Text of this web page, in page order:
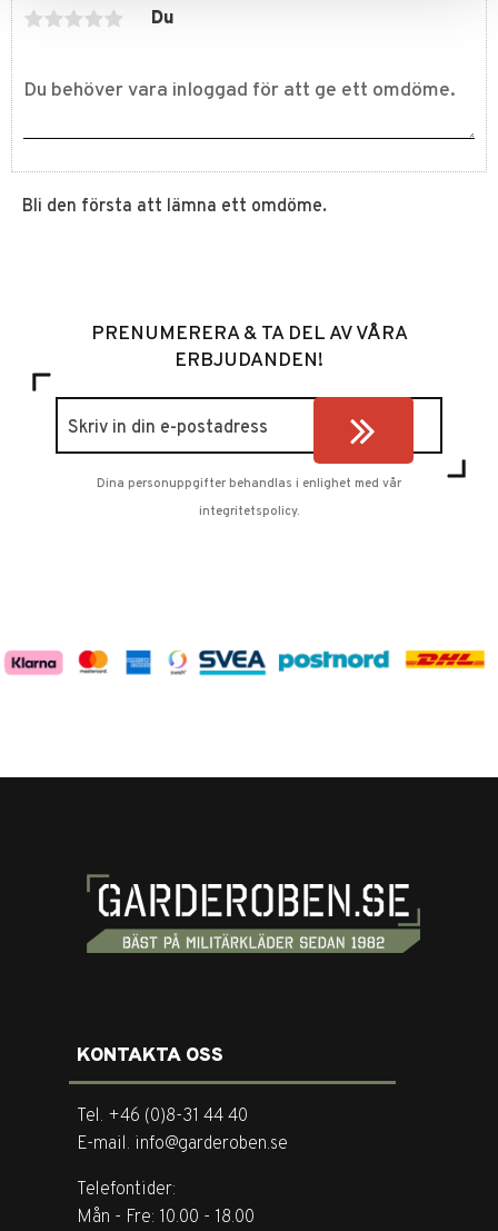
Du
Bli den första att lämna ett omdöme.
PRENUMERERA & TA DEL AV VÅRA
ERBJUDANDEN!
Dina personuppgifter behandlas i enlighet med vår
integritetspolicy.
KONTAKTA OSS
Tel. +46 (0)8-31 44 40
E-mail. info@garderoben.se
Telefontider:
Mån - Fre: 10.00 - 18.00